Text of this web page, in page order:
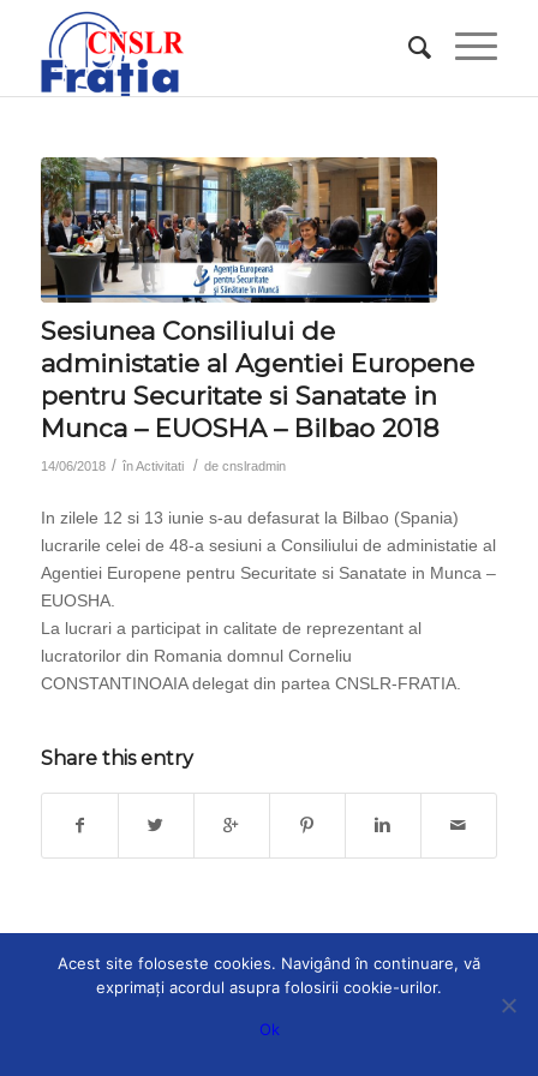
Sesiunea Consiliului de
administatie al Agentiei Europene
pentru Securitate si Sanatate in
Munca – EUOSHA – Bilbao 2018
14/06/2018 / înActivitati / de cnslradmin
In zilele 12 si 13 iunie s-au defasurat la Bilbao (Spania)
lucrarile celei de 48-a sesiuni a Consiliului de administatie al
Agentiei Europene pentru Securitate si Sanatate in Munca –
EUOSHA.
La lucrari a participat in calitate de reprezentant al
lucratorilor din Romania domnul Corneliu
CONSTANTINOAIA delegat din partea CNSLR-FRATIA.
Share this entry
© Copyright 2026 - CNSLR-FRĂȚIA - powered byPQN Partner
Acest site foloseste cookies. Navigând în continuare, vă
exprimați acordul asupra folosirii cookie-urilor.
Ok